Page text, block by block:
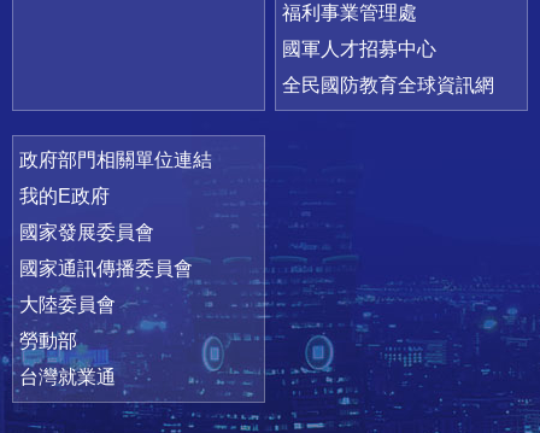
福利事業管理處
國軍人才招募中心
全民國防教育全球資訊網
政府部門相關單位連結
我的E政府
國家發展委員會
國家通訊傳播委員會
大陸委員會
勞動部
台灣就業通